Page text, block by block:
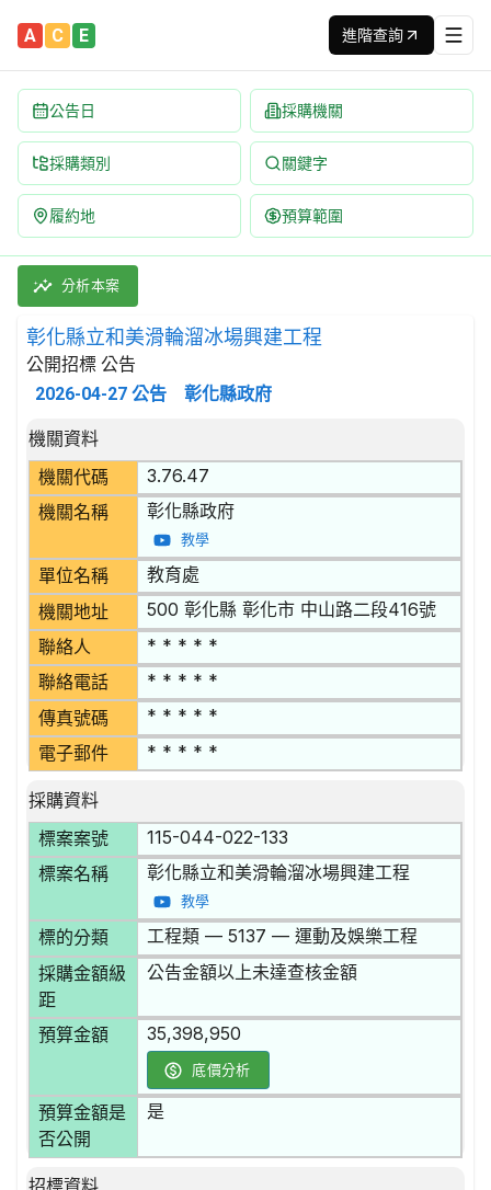
A C E 進階查詢
公告日 採購機關
採購類別 關鍵字
履約地 預算範圍
彰化縣立和美滑輪溜冰場興建工程 招標公告 | 案號：115-
採購類別：工程類 運動及娛樂工程 | 招標方式：公開招標 |
分析本案
彰化縣立和美滑輪溜冰場興建工程
公開招標 公告
2026-04-27 公告 彰化縣政府
招標公告詳細內容
機關資料
機關代碼
3.76.47
機關名稱 彰化縣政府
教學
單位名稱 教育處
機關地址 500 彰化縣 彰化市 中山路二段416號
聯絡人 * * * * *
聯絡電話 * * * * *
傳真號碼 * * * * *
電子郵件 * * * * *
採購資料
標案案號
115-044-022-133
標案名稱 彰化縣立和美滑輪溜冰場興建工程
教學
標的分類 工程類 — 5137 — 運動及娛樂工程
採購金額級
距
公告金額以上未達查核金額
預算金額 35,398,950
底價分析
預算金額是
否公開
是